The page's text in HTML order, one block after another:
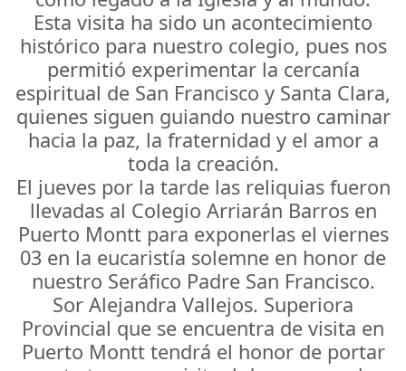
Esta visita ha sido un acontecimiento
histórico para nuestro colegio, pues nos
permitió experimentar la cercanía
espiritual de San Francisco y Santa Clara,
quienes siguen guiando nuestro caminar
hacia la paz, la fraternidad y el amor a
toda la creación.
El jueves por la tarde las reliquias fueron
llevadas al Colegio Arriarán Barros en
Puerto Montt para exponerlas el viernes
03 en la eucaristía solemne en honor de
nuestro Seráfico Padre San Francisco.
Sor Alejandra Vallejos. Superiora
Provincial que se encuentra de visita en
Puerto Montt tendrá el honor de portar